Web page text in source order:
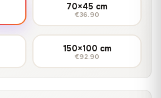
70×45 cm
€36.90
150×100 cm
€92.90